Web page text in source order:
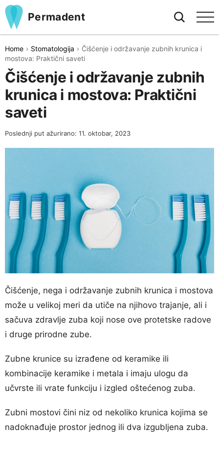
Permadent
Home Stomatologija
Čišćenje i održavanje zubnih krunica i
mostova: Praktični saveti
Čišćenje i održavanje zubnih
krunica i mostova: Praktični
saveti
Poslednji put ažurirano: 11. oktobar, 2023
Čišćenje, nega i održavanje zubnih krunica i mostova
može u velikoj meri da utiče na njihovo trajanje, ali i
sačuva zdravlje zuba koji nose ove protetske radove
i druge prirodne zube.
Zubne krunice su izrađene od keramike ili
kombinacije keramike i metala i imaju ulogu da
učvrste ili vrate funkciju i izgled oštećenog zuba.
Zubni mostovi čini niz od nekoliko krunica kojima se
nadoknađuje prostor jednog ili dva izgubljena zuba.